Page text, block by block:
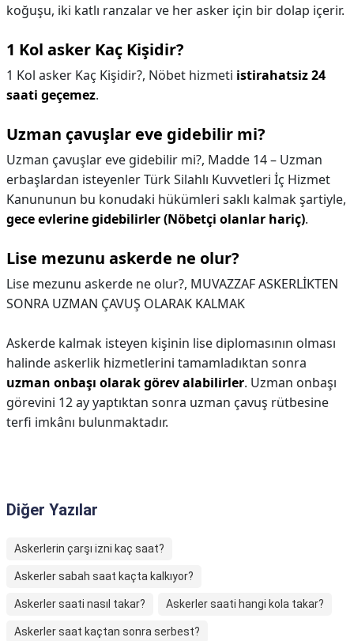
koğuşu, iki katlı ranzalar ve her asker için bir dolap içerir.
1 Kol asker Kaç Kişidir?
1 Kol asker Kaç Kişidir?, Nöbet hizmeti istirahatsiz 24
saati geçemez.
Uzman çavuşlar eve gidebilir mi?
Uzman çavuşlar eve gidebilir mi?, Madde 14 – Uzman
erbaşlardan isteyenler Türk Silahlı Kuvvetleri İç Hizmet
Kanununun bu konudaki hükümleri saklı kalmak şartiyle,
gece evlerine gidebilirler (Nöbetçi olanlar hariç).
Lise mezunu askerde ne olur?
Lise mezunu askerde ne olur?, MUVAZZAF ASKERLİKTEN
SONRA UZMAN ÇAVUŞ OLARAK KALMAK
Askerde kalmak isteyen kişinin lise diplomasının olması
halinde askerlik hizmetlerini tamamladıktan sonra
uzman onbaşı olarak görev alabilirler. Uzman onbaşı
görevini 12 ay yaptıktan sonra uzman çavuş rütbesine
terfi imkânı bulunmaktadır.
Diğer Yazılar
Askerlerin çarşı izni kaç saat?
Askerler sabah saat kaçta kalkıyor?
Askerler saati nasıl takar? Askerler saati hangi kola takar?
Askerler saat kaçtan sonra serbest?